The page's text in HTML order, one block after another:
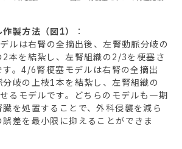
製方法（図1）
：
ルは右腎の全摘出後、左腎動脈分岐の
2本を結紮し、左腎組織の2/3を梗塞さ
す。4/6腎梗塞モデルは右腎の全摘出
岐の上枝1本を結紮し、左腎組織の
るモデルです。どちらのモデルも一期
臓を処置することで、外科侵襲を減ら
誤差を最小限に抑えることができま